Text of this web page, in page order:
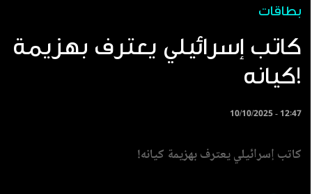
بطاقات
كاتب إسرائيلي يعترف بهزيمة
كيانه!
10/10/2025 - 12:47
كاتب إسرائيلي يعترف بهزيمة كيانه!